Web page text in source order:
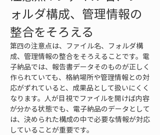
ォルダ構成、管理情報の
整合をそろえる
第四の注意点は、ファイル名、フォルダ構
成、管理情報の整合をそろえることです。電
子納品では、報告書データそのものが正しく
作られていても、格納場所や管理情報との対
応がずれていると、成果品として扱いにくく
なります。人が目視でファイルを開けば内容
が分かる状態でも、電子納品のデータとして
は、決められた構成の中で必要な情報が対応
していることが重要です。